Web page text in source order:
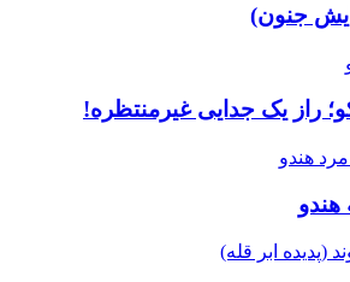
جنون)
راز یک جدایی غیرمنتظره!
هندو